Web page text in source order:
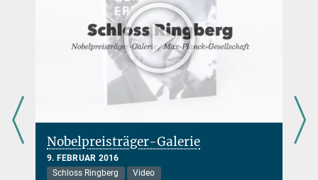
Nobelpreisträger-Galerie
9. FEBRUAR 2016
Schloss Ringberg
Video